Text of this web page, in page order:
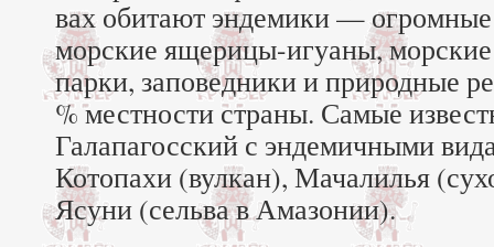
вах обитают эндемики —
морские ящерицы-игуаны,
парки, заповедники и природные
% местности страны. Самые
Галапагосский с эндемичными
Котопахи (вулкан), Мачалилья
Ясуни (сельва в Амазонии).